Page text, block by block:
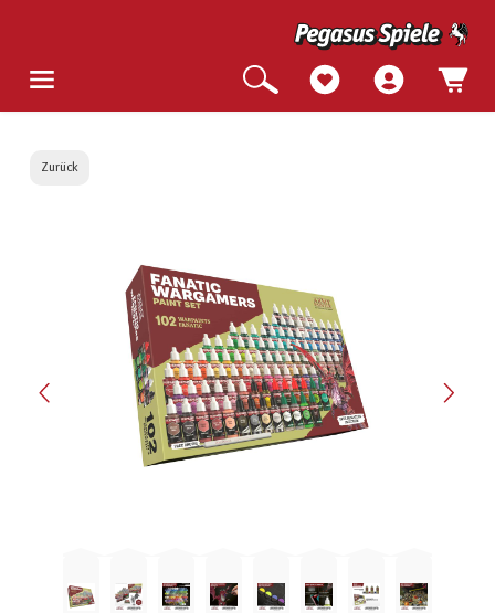
Zurück